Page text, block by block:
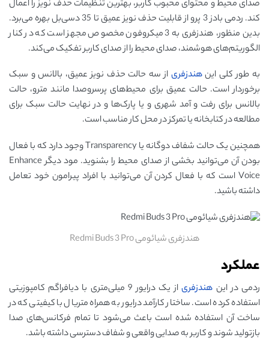
صدای محیط و محتوای محبوب کاربر، بهترین تنظیمات حذف نویز را اعمال
کند. ردمی بادز 3 پرو از قابلیت حذف نویز عمیق تا 35 دسی‌بل بهره می‌برد.
بدین منظور، هندزفری به 3 میکروفون مخصوص مجهز است که در کنار
الگوریتم‌های هوشمند، صدای محیط را از صدای کاربر تفکیک می‌کند.
به طور کلی اینهندزفری از سه حالت حذف نویز عمیق، بالانس و سبک
برخوردار است. حالت عمیق برای محیط‌های پرسروصدا مانند مترو، حالت
بالانس برای رفت و آمد شهری و یا پارک‌ها و در نهایت حالت سبک برای
مطالعه در کتابخانه یا تمرکز در محل کار مناسب است.
همچنین یک حالت شفاف دوگانه یا Transparency وجود دارد که با فعال
بودن آن می‌توانید بخشی از صدای محیط را بشنوید. مود دیگر Enhance
Voice است که با فعال کردن آن می‌توانید با افراد پیرامون خود تعامل
داشته باشید.
هندزفری شیائومی Redmi Buds 3 Pro
عملکرد
ردمی در این هندزفری
از یک درایور 9 میلی‌متری با دیافراگم کامپوزیتی
استفاده کرده است. ساختار کارآمد درایور به همراه متریال با کیفیتی که در
ساخت آن استفاده شده است باعث می‌شود تا تمام فرکانس‌های صدا
بازتولید شوند و کاربر به صدایی واقعی و شفاف دسترسی داشته باشد.